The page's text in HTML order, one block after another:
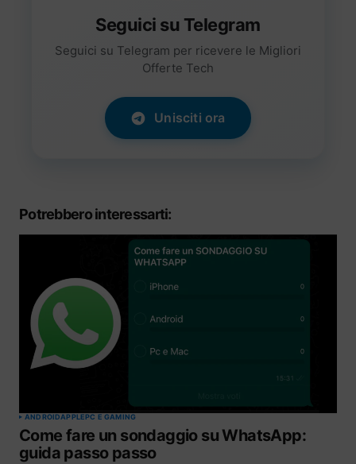
Seguici su Telegram
Seguici su Telegram per ricevere le Migliori
Offerte Tech
Unisciti ora
Potrebbero interessarti:
ANDROIDAPPLEPC E GAMING
Come fare un sondaggio su WhatsApp:
guida passo passo